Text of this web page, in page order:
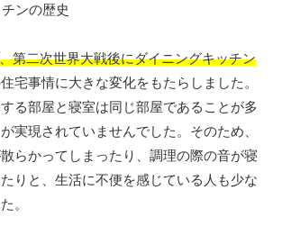
第二次世界大戦後にダイニングキッチン
宅事情に大きな変化をもたらしました。
る部屋と寝室は同じ部屋であることが多
実現されていませんでした。そのため、
らかってしまったり、調理の際の音が寝
りと、生活に不便を感じている人も少な
。